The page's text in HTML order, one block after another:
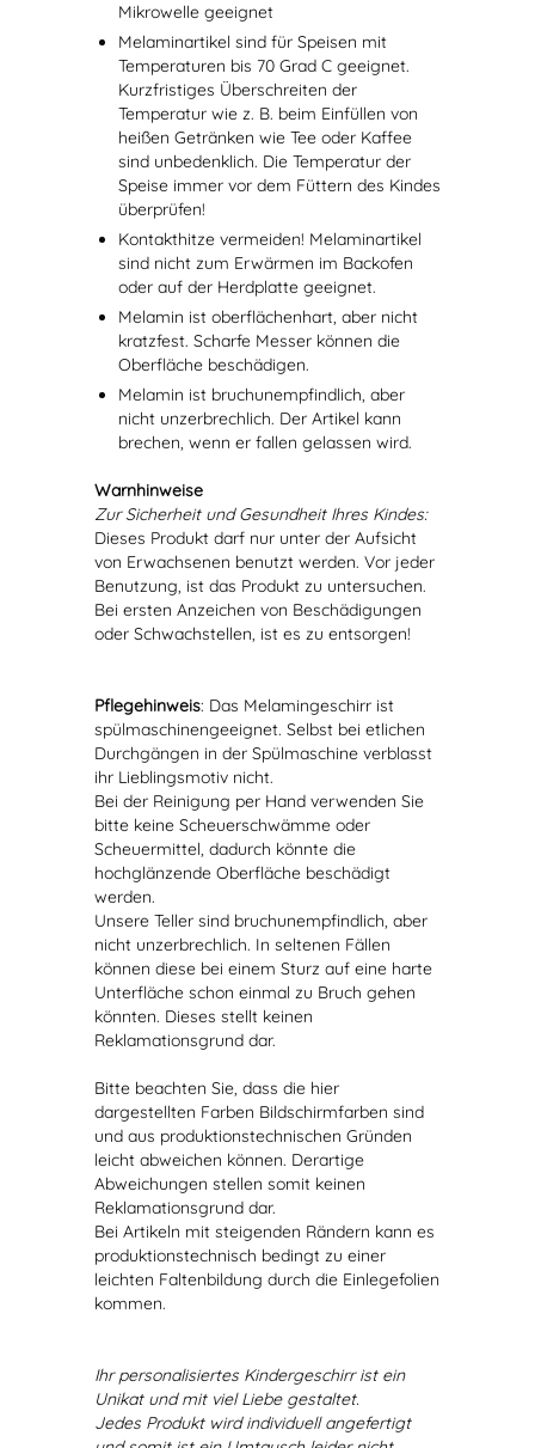
Mikrowelle geeignet
Melaminartikel sind für Speisen mit
Temperaturen bis 70 Grad C geeignet.
Kurzfristiges Überschreiten der
Temperatur wie z. B. beim Einfüllen von
heißen Getränken wie Tee oder Kaffee
sind unbedenklich. Die Temperatur der
Speise immer vor dem Füttern des Kindes
überprüfen!
Kontakthitze vermeiden! Melaminartikel
sind nicht zum Erwärmen im Backofen
oder auf der Herdplatte geeignet.
Melamin ist oberflächenhart, aber nicht
kratzfest. Scharfe Messer können die
Oberfläche beschädigen.
Melamin ist bruchunempfindlich, aber
nicht unzerbrechlich. Der Artikel kann
brechen, wenn er fallen gelassen wird.
Warnhinweise
Zur Sicherheit und Gesundheit Ihres Kindes:
Dieses Produkt darf nur unter der Aufsicht
von Erwachsenen benutzt werden. Vor jeder
Benutzung, ist das Produkt zu untersuchen.
Bei ersten Anzeichen von Beschädigungen
oder Schwachstellen, ist es zu entsorgen!
Pflegehinweis: Das Melamingeschirr ist
spülmaschinengeeignet. Selbst bei etlichen
Durchgängen in der Spülmaschine verblasst
ihr Lieblingsmotiv nicht.
Bei der Reinigung per Hand verwenden Sie
bitte keine Scheuerschwämme oder
Scheuermittel, dadurch könnte die
hochglänzende Oberfläche beschädigt
werden.
Unsere Teller sind bruchunempfindlich, aber
nicht unzerbrechlich. In seltenen Fällen
können diese bei einem Sturz auf eine harte
Unterfläche schon einmal zu Bruch gehen
könnten. Dieses stellt keinen
Reklamationsgrund dar.
Bitte beachten Sie, dass die hier
dargestellten Farben Bildschirmfarben sind
und aus produktionstechnischen Gründen
leicht abweichen können. Derartige
Abweichungen stellen somit keinen
Reklamationsgrund dar.
Bei Artikeln mit steigenden Rändern kann es
produktionstechnisch bedingt zu einer
leichten Faltenbildung durch die Einlegefolien
kommen.
Ihr personalisiertes Kindergeschirr ist ein
Unikat und mit viel Liebe gestaltet.
Jedes Produkt wird individuell angefertigt